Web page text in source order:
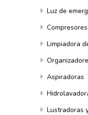
Luz de
Compresores
Limpiadora
Aspiradoras
Lustradoras